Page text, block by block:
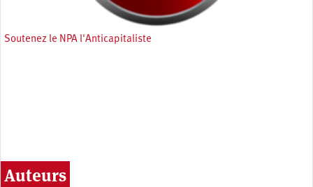
Soutenez le NPA l'Anticapitaliste
Auteurs